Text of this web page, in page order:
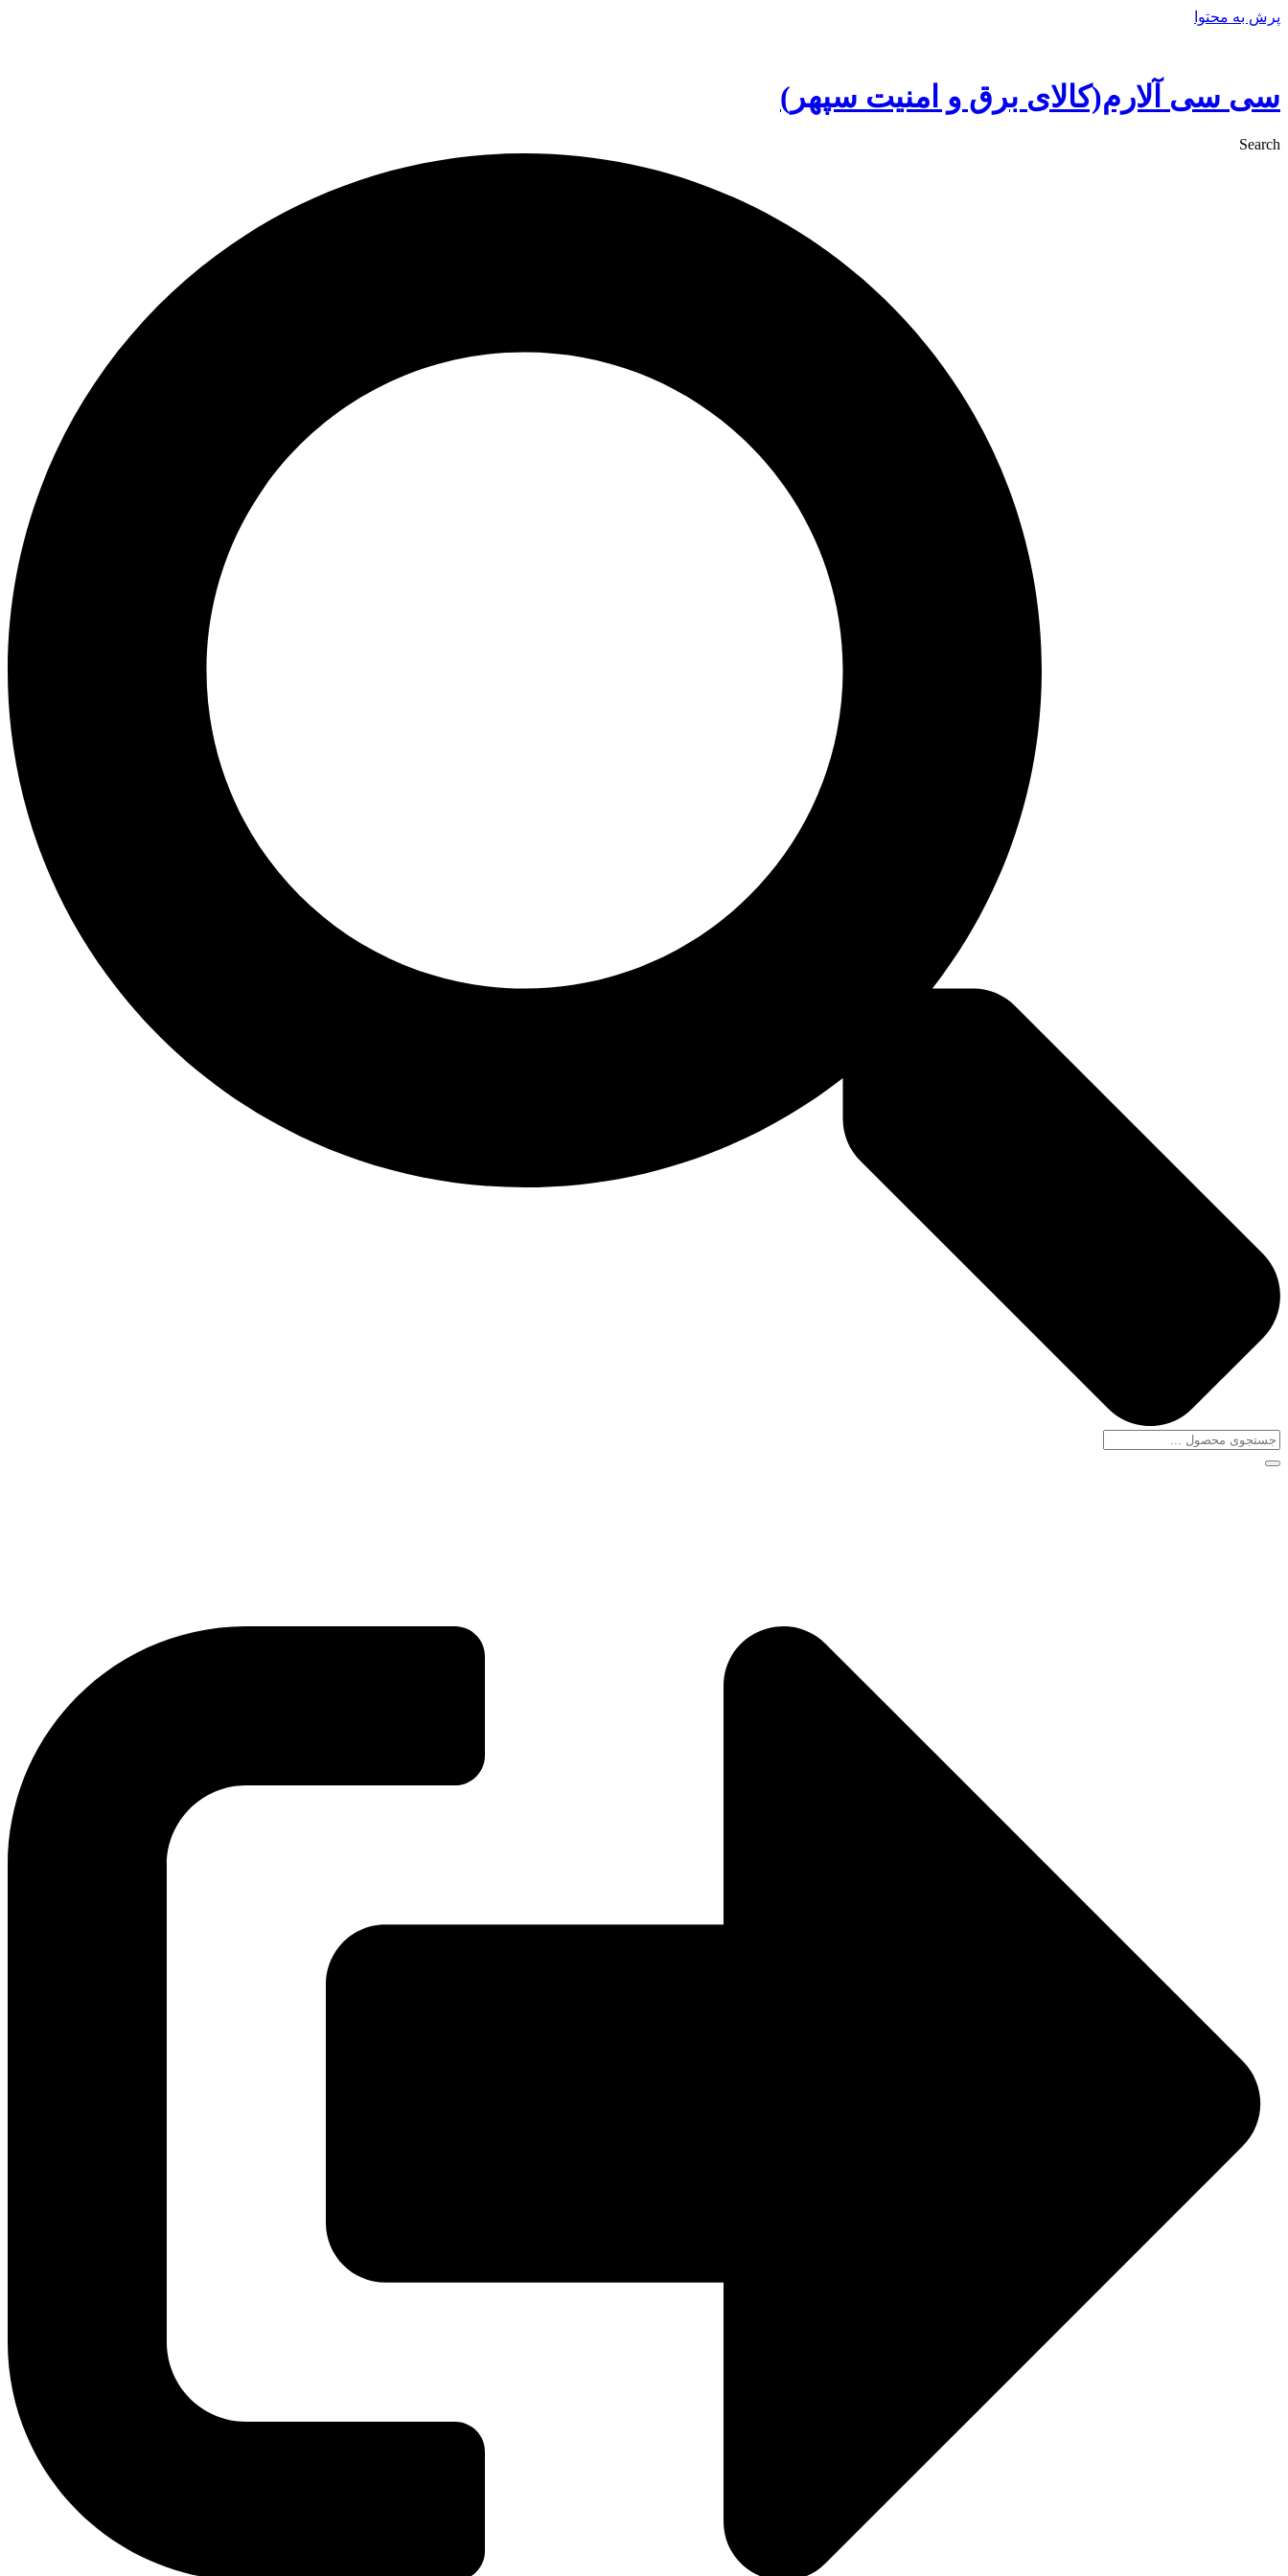
پرش به محتوا
سی سی آلارم(کالای برق و امنیت سپهر)
Search